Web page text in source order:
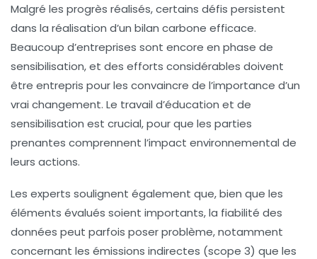
Malgré les progrès réalisés, certains défis persistent
dans la réalisation d’un bilan carbone efficace.
Beaucoup d’entreprises sont encore en phase de
sensibilisation, et des efforts considérables doivent
être entrepris pour les convaincre de l’importance d’un
vrai changement. Le travail d’éducation et de
sensibilisation est crucial, pour que les parties
prenantes comprennent l’impact environnemental de
leurs actions.
Les experts soulignent également que, bien que les
éléments évalués soient importants, la fiabilité des
données peut parfois poser problème, notamment
concernant les émissions indirectes (scope 3) que les